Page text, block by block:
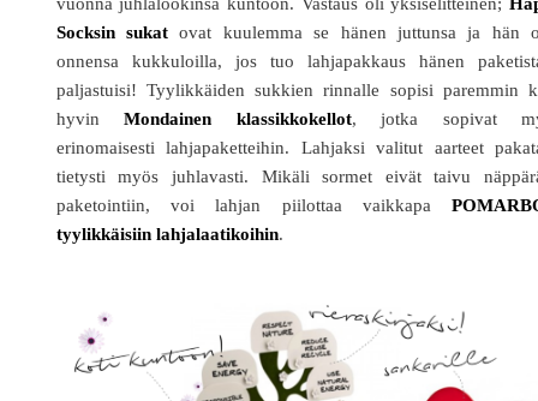
vuonna juhlalookinsa kuntoon. Vastaus oli yksiselitteinen;
Socksin sukat ovat kuulemma se hänen juttunsa ja hän
onnensa kukkuloilla, jos tuo lahjapakkaus hänen
paljastuisi! Tyylikkäiden sukkien rinnalle sopisi paremmin
hyvinMondainen klassikkokellot, jotka sopivat
erinomaisesti lahjapaketteihin. Lahjaksi valitut aarteet
tietysti myös juhlavasti. Mikäli sormet eivät taivu
paketointiin, voi lahjan piilottaa vaikkapa
tyylikkäisiin lahjalaatikoihin.